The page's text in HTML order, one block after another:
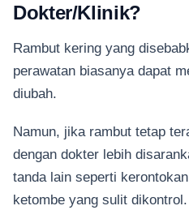
Dokter/Klinik?
Rambut kering yang
perawatan biasanya dapat
diubah.
Namun, jika rambut tetap
dengan dokter lebih
tanda lain seperti
ketombe yang sulit dikontrol.